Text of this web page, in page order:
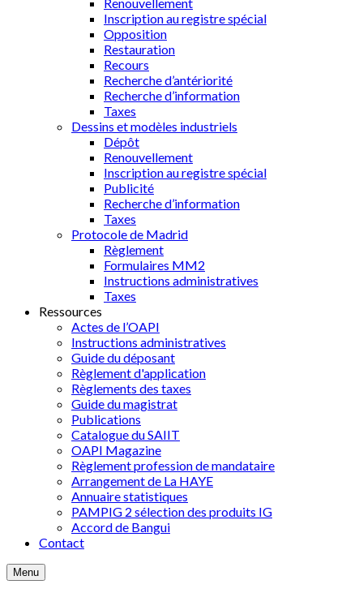
Renouvellement
Inscription au registre spécial
Opposition
Restauration
Recours
Recherche d’antériorité
Recherche d’information
Taxes
Dessins et modèles industriels
Dépôt
Renouvellement
Inscription au registre spécial
Publicité
Recherche d’information
Taxes
Protocole de Madrid
Règlement
Formulaires MM2
Instructions administratives
Taxes
Ressources
Actes de l’OAPI
Instructions administratives
Guide du déposant
Règlement d'application
Règlements des taxes
Guide du magistrat
Publications
Catalogue du SAIIT
OAPI Magazine
Règlement profession de mandataire
Arrangement de La HAYE
Annuaire statistiques
PAMPIG 2 sélection des produits IG
Accord de Bangui
Contact
Menu